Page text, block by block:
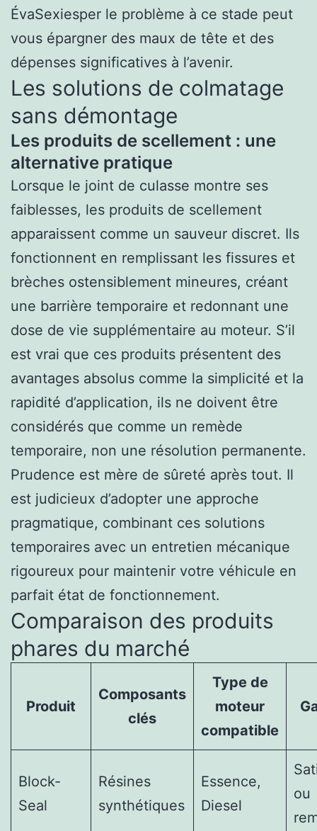
ÉvaSexiesper le problème à ce stade peut
vous épargner des maux de tête et des
dépenses significatives à l’avenir.
Les solutions de colmatage
sans démontage
Les produits de scellement : une
alternative pratique
Lorsque le joint de culasse montre ses
faiblesses, les produits de scellement
apparaissent comme un sauveur discret. Ils
fonctionnent en remplissant les fissures et
brèches ostensiblement mineures, créant
une barrière temporaire et redonnant une
dose de vie supplémentaire au moteur. S’il
est vrai que ces produits présentent des
avantages absolus comme la simplicité et la
rapidité d’application, ils ne doivent être
considérés que comme un remède
temporaire, non une résolution permanente.
Prudence est mère de sûreté après tout. Il
est judicieux d’adopter une approche
pragmatique, combinant ces solutions
temporaires avec un entretien mécanique
rigoureux pour maintenir votre véhicule en
parfait état de fonctionnement.
Comparaison des produits
phares du marché
Produit
Composants
clés
Type de
moteur
compatible
Block-
Seal
Résines
synthétiques
Essence,
Diesel
ou